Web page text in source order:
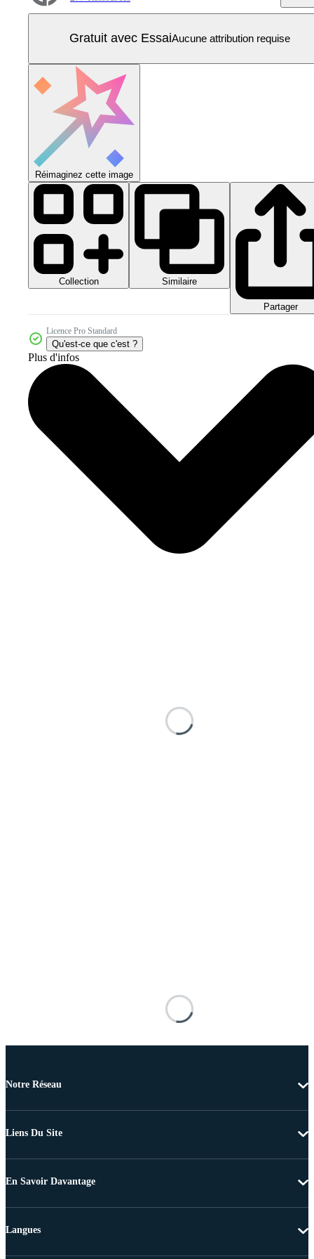
Gratuit avec EssaiAucune attribution requise
Réimaginez cette image
Collection Similaire
Partager
Licence Pro Standard
Qu'est-ce que c'est ?
Plus d'infos
Notre Réseau
Liens Du Site
En Savoir Davantage
Langues